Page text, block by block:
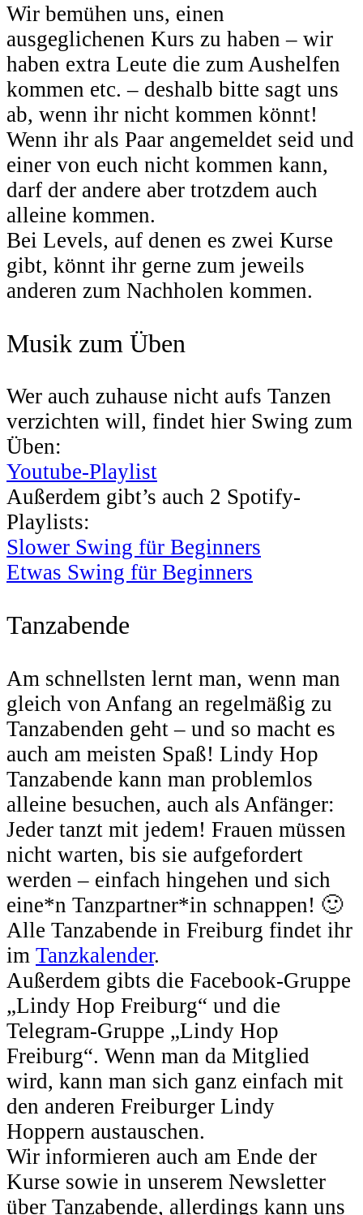
Wir bemühen uns, einen
ausgeglichenen Kurs zu haben – wir
haben extra Leute die zum Aushelfen
kommen etc. – deshalb bitte sagt uns
ab, wenn ihr nicht kommen könnt!
Wenn ihr als Paar angemeldet seid und
einer von euch nicht kommen kann,
darf der andere aber trotzdem auch
alleine kommen.
Bei Levels, auf denen es zwei Kurse
gibt, könnt ihr gerne zum jeweils
anderen zum Nachholen kommen.
Musik zum Üben
Wer auch zuhause nicht aufs Tanzen
verzichten will, findet hier Swing zum
Üben:
Youtube-Playlist
Außerdem gibt’s auch 2 Spotify-
Playlists:
Slower Swing für Beginners
Etwas Swing für Beginners
Tanzabende
Am schnellsten lernt man, wenn man
gleich von Anfang an regelmäßig zu
Tanzabenden geht – und so macht es
auch am meisten Spaß! Lindy Hop
Tanzabende kann man problemlos
alleine besuchen, auch als Anfänger:
Jeder tanzt mit jedem! Frauen müssen
nicht warten, bis sie aufgefordert
werden – einfach hingehen und sich
eine*n Tanzpartner*in schnappen! 🙂
Alle Tanzabende in Freiburg findet ihr
im Tanzkalender.
Außerdem gibts die Facebook-Gruppe
„Lindy Hop Freiburg“ und die
Telegram-Gruppe „Lindy Hop
Freiburg“. Wenn man da Mitglied
wird, kann man sich ganz einfach mit
den anderen Freiburger Lindy
Hoppern austauschen.
Wir informieren auch am Ende der
Kurse sowie in unserem Newsletter
über Tanzabende, allerdings kann uns